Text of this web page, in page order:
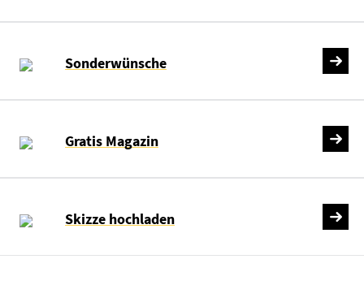
Sonderwünsche
Gratis Magazin
Skizze hochladen